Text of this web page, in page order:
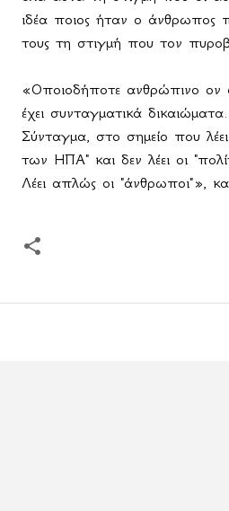
ιδέα ποιος ήταν ο άνθρωπος
τους τη στιγμή που τον
«Οποιοδήποτε ανθρώπινο ον
έχει συνταγματικά
Σύνταγμα, στο σημείο που
των ΗΠΑ" και δεν λέει οι
Λέει απλώς οι "άνθρωποι"»,